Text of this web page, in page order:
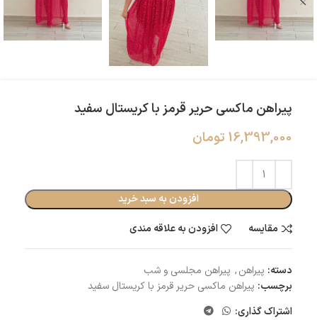
پیراهن ماکسی حریر قرمز با کریستال سفید
16,393,000 تومان
افزودن به سبد خرید
مقایسه
افزودن به علاقه مندی
دسته: پیراهن, پیراهن مجلسی و شب
برچسب: پیراهن ماکسی حریر قرمز با کریستال سفید
اشتراک گذاری: